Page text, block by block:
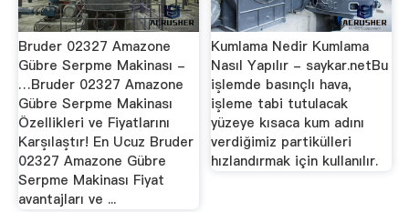
Bruder 02327 Amazone
Gübre Serpme Makinası -
…Bruder 02327 Amazone
Gübre Serpme Makinası
Özellikleri ve Fiyatlarını
Karşılaştır! En Ucuz Bruder
02327 Amazone Gübre
Serpme Makinası Fiyat
avantajları ve ...
Kumlama Nedir Kumlama
Nasıl Yapılır - saykar.netBu
işlemde basınçlı hava,
işleme tabi tutulacak
yüzeye kısaca kum adını
verdiğimiz partikülleri
hızlandırmak için kullanılır.